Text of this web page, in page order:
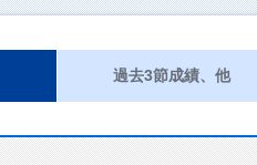
過去3節成績、他